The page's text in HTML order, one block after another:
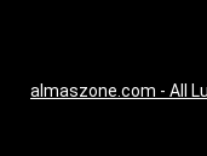
almaszone.com - All